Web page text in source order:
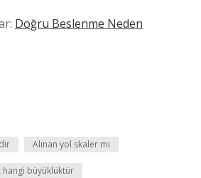
Doğru Beslenme Neden
Alınan yol skaler mi
hangi büyüklüktür